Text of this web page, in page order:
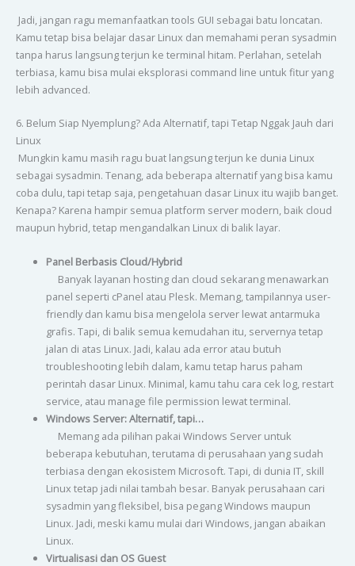
Jadi, jangan ragu memanfaatkan tools GUI sebagai batu loncatan.
Kamu tetap bisa belajar dasar Linux dan memahami peran sysadmin
tanpa harus langsung terjun ke terminal hitam. Perlahan, setelah
terbiasa, kamu bisa mulai eksplorasi command line untuk fitur yang
lebih advanced.
6. Belum Siap Nyemplung? Ada Alternatif, tapi Tetap Nggak Jauh dari
Linux
Mungkin kamu masih ragu buat langsung terjun ke dunia Linux
sebagai sysadmin. Tenang, ada beberapa alternatif yang bisa kamu
coba dulu, tapi tetap saja, pengetahuan dasar Linux itu wajib banget.
Kenapa? Karena hampir semua platform server modern, baik cloud
maupun hybrid, tetap mengandalkan Linux di balik layar.
Panel Berbasis Cloud/Hybrid
Banyak layanan hosting dan cloud sekarang menawarkan
panel seperti cPanel atau Plesk. Memang, tampilannya user-
friendly dan kamu bisa mengelola server lewat antarmuka
grafis. Tapi, di balik semua kemudahan itu, servernya tetap
jalan di atas Linux. Jadi, kalau ada error atau butuh
troubleshooting lebih dalam, kamu tetap harus paham
perintah dasar Linux. Minimal, kamu tahu cara cek log, restart
service, atau manage file permission lewat terminal.
Windows Server: Alternatif, tapi…
Memang ada pilihan pakai Windows Server untuk
beberapa kebutuhan, terutama di perusahaan yang sudah
terbiasa dengan ekosistem Microsoft. Tapi, di dunia IT, skill
Linux tetap jadi nilai tambah besar. Banyak perusahaan cari
sysadmin yang fleksibel, bisa pegang Windows maupun
Linux. Jadi, meski kamu mulai dari Windows, jangan abaikan
Linux.
Virtualisasi dan OS Guest